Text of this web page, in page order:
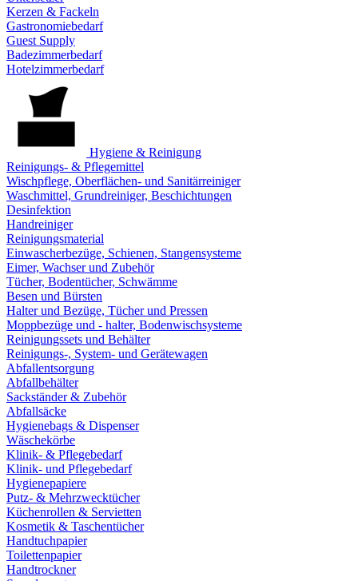
Kerzen & Fackeln
Gastronomiebedarf
Guest Supply
Badezimmerbedarf
Hotelzimmerbedarf
Hygiene & Reinigung
Reinigungs- & Pflegemittel
Wischpflege, Oberflächen- und Sanitärreiniger
Waschmittel, Grundreiniger, Beschichtungen
Desinfektion
Handreiniger
Reinigungsmaterial
Einwascherbezüge, Schienen, Stangensysteme
Eimer, Wachser und Zubehör
Tücher, Bodentücher, Schwämme
Besen und Bürsten
Halter und Bezüge, Tücher und Pressen
Moppbezüge und - halter, Bodenwischsysteme
Reinigungssets und Behälter
Reinigungs-, System- und Gerätewagen
Abfallentsorgung
Abfallbehälter
Sackständer & Zubehör
Abfallsäcke
Hygienebags & Dispenser
Wäschekörbe
Klinik- & Pflegebedarf
Klinik- und Pflegebedarf
Hygienepapiere
Putz- & Mehrzwecktücher
Küchenrollen & Servietten
Kosmetik & Taschentücher
Handtuchpapier
Toilettenpapier
Handtrockner